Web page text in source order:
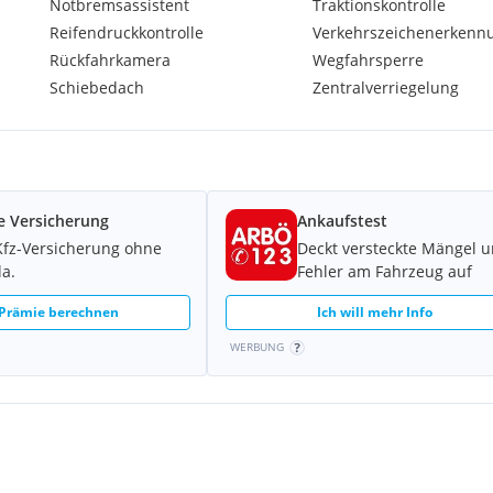
Notbremsassistent
Reifendruckkontrolle
Rückfahrkamera
Schiebedach
Traktionskontrolle
Wegfahrsperre
Zentralverriegelung
Versicherung
Versicherung ohne
berechnen
Ankaufstest
Deckt versteckte Mängel
Fehler am Fahrzeug auf
Ich will mehr Info
WERBUNG